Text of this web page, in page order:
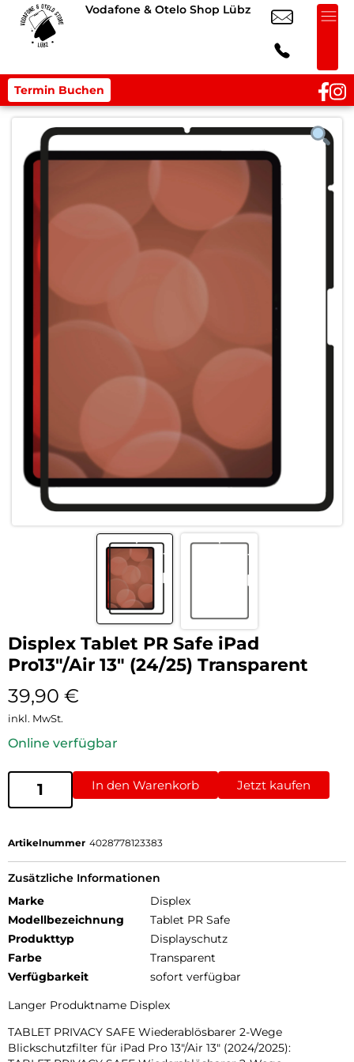
Vodafone & Otelo Shop Lübz
Termin Buchen
Displex Tablet PR Safe iPad
Pro13″/Air 13″ (24/25) Transparent
39,90 €
inkl. MwSt.
Online verfügbar
In den Warenkorb Jetzt kaufen
Artikelnummer 4028778123383
Zusätzliche Informationen
Marke
Displex
Modellbezeichnung
Tablet PR Safe
Produkttyp
Displayschutz
Farbe
Transparent
Verfügbarkeit
sofort verfügbar
Langer Produktname Displex
TABLET PRIVACY SAFE Wiederablösbarer 2-Wege
Blickschutzfilter für iPad Pro 13″/Air 13″ (2024/2025):